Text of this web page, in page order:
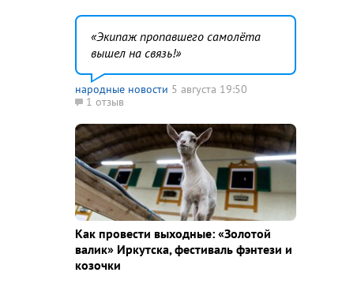
Экипаж пропавшего самолёта
вышел на связь!
народные новости 5 августа 19:50
1 отзыв
Как провести выходные: «Золотой
валик» Иркутска, фестиваль фэнтези и
козочки